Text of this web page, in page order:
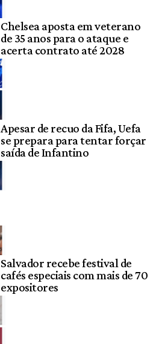
Chelsea aposta em veterano
de 35 anos para o ataque e
acerta contrato até 2028
Apesar de recuo da Fifa, Uefa
se prepara para tentar forçar
saída de Infantino
Salvador recebe festival de
cafés especiais com mais de 70
expositores